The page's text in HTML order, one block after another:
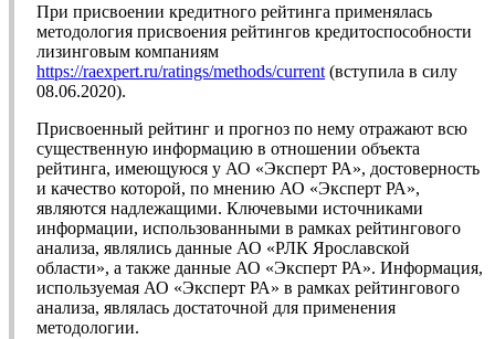
При присвоении кредитного рейтинга применялась
методология присвоения рейтингов кредитоспособности
лизинговым компаниям
https://raexpert.ru/ratings/methods/current (вступила в силу
08.06.2020).
Присвоенный рейтинг и прогноз по нему отражают всю
существенную информацию в отношении объекта
рейтинга, имеющуюся у АО «Эксперт РА», достоверность
и качество которой, по мнению АО «Эксперт РА»,
являются надлежащими. Ключевыми источниками
информации, использованными в рамках рейтингового
анализа, являлись данные АО «РЛК Ярославской
области», а также данные АО «Эксперт РА». Информация,
используемая АО «Эксперт РА» в рамках рейтингового
анализа, являлась достаточной для применения
методологии.